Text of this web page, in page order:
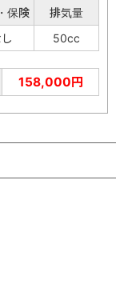
保険
排気量
50cc
158,000円